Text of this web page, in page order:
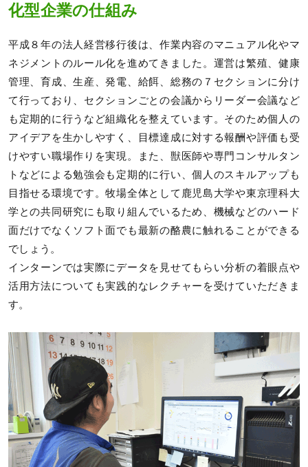
化型企業の仕組み
平成８年の法人経営移行後は、作業内容のマニュアル化やマ
ネジメントのルール化を進めてきました。運営は繁殖、健康
管理、育成、生産、発電、給餌、総務の７セクションに分け
て行っており、セクションごとの会議からリーダー会議など
も定期的に行うなど組織化を整えています。そのため個人の
アイデアを生かしやすく、目標達成に対する報酬や評価も受
けやすい職場作りを実現。また、獣医師や専門コンサルタン
トなどによる勉強会も定期的に行い、個人のスキルアップも
目指せる環境です。牧場全体として鹿児島大学や東京理科大
学との共同研究にも取り組んでいるため、機械などのハード
面だけでなくソフト面でも最新の酪農に触れることができる
でしょう。
インターンでは実際にデータを見せてもらい分析の着眼点や
活用方法についても実践的なレクチャーを受けていただきま
す。